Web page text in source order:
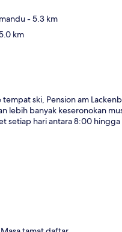
- 5.3 km
km
ski, Pension am
lebih banyak keseronokan
setiap hari antara 8:00